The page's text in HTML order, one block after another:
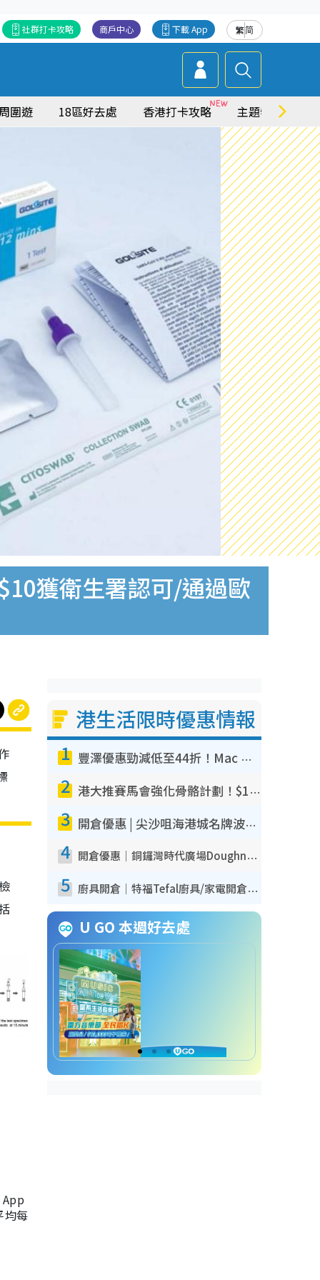
繁简
下載 App
商戶中心
社群打卡攻略
圍遊 18區好去處 香港打卡攻略 主題特集
獲衛生署認可/通過歐
均每
港生活限時優惠情報
1 豐澤優惠勁減低至44折！Mac mini/iPhone17Pro大減價！廚房家電$220起
2 港大推賽馬會強化骨骼計劃！$100骨質密度X光檢查 完成免費運動訓練送超市禮券！附參加資格
3 開倉優惠 | 尖沙咀海港城名牌波鞋開倉低至1折！On鞋$899起／Joy&Peace鞋履$98起
4 開倉優惠｜銅鑼灣時代廣場Doughnut/Campo Marzio開倉低至1折！背囊、書包、手袋劈價$200起
5 廚具開倉｜特福Tefal廚具/家電開倉低至3折！$220起買平底鍋/炒鑊/湯煲！電飯煲/吸塵機/燙斗$418起
U GO 本週好去處